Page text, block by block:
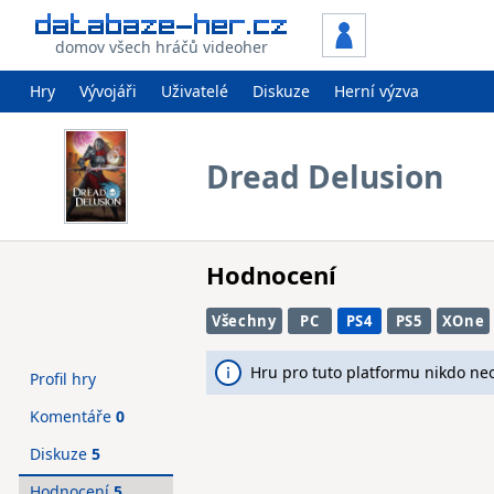
domov všech hráčů videoher
Hry Vývojáři Uživatelé Diskuze Herní výzva
Dread Delusion
Hodnocení
Všechny PC PS4 PS5 XOne
Hru pro tuto platformu nikdo
Profil hry
Komentáře 0
Diskuze 5